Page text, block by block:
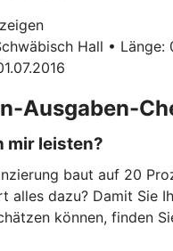
Hall • Länge:
Ausgaben-
mir leisten?
baut auf 20
alles dazu? Damit Sie
können, finden